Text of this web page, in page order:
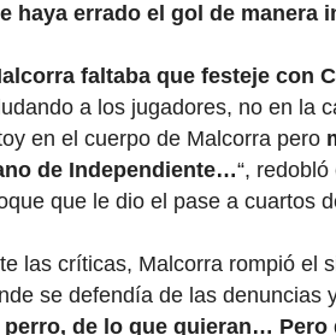
haya errado el gol de manera
faltaba que festeje con
a los jugadores, no en la
en el cuerpo de Malcorra pero
de Independiente…“,
que le dio el pase a cuartos
las críticas, Malcorra rompió el
se defendía de las denuncias
perro, de lo que quieran… Pero